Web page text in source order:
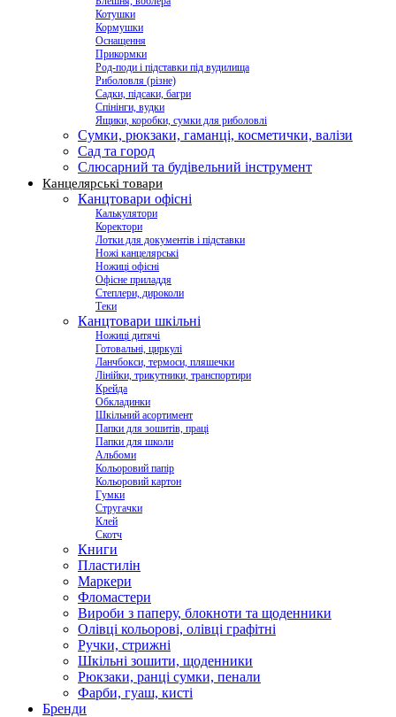
Котушки
Кормушки
Оснащення
Прикормки
Род-поди і підставки під вудилища
Риболовля (різне)
Садки, підсаки, багри
Спінінги, вудки
Ящики, коробки, сумки для риболовлі
Сумки, рюкзаки, гаманці, косметички, валізи
Сад та город
Слюсарний та будівельний інструмент
Канцелярські товари
Канцтовари офісні
Калькулятори
Коректори
Лотки для документів і підставки
Ножі канцелярські
Ножиці офісні
Офісне приладдя
Степлери, дироколи
Теки
Канцтовари шкільні
Ножиці дитячі
Готовальні, циркулі
Ланчбокси, термоси, пляшечки
Лінійки, трикутники, транспортири
Крейда
Обкладинки
Шкільний асортимент
Папки для зошитів, праці
Папки для школи
Альбоми
Кольоровий папір
Кольоровий картон
Гумки
Стругачки
Клей
Скотч
Книги
Пластилін
Маркери
Фломастери
Вироби з паперу, блокноти та щоденники
Олівці кольорові, олівці графітні
Ручки, стрижні
Шкільні зошити, щоденники
Рюкзаки, ранці сумки, пенали
Фарби, гуаш, кисті
Бренди